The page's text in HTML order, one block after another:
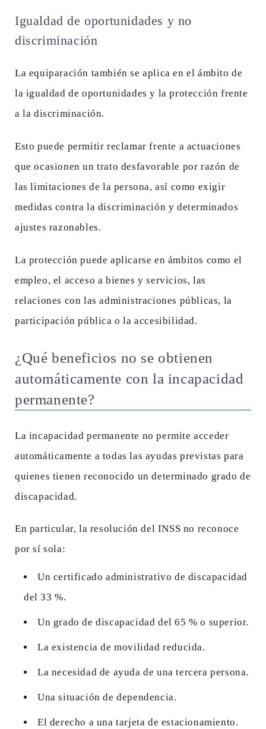
Igualdad de oportunidades y no
discriminación
La equiparación también se aplica en el ámbito de
la igualdad de oportunidades y la protección frente
a la discriminación.
Esto puede permitir reclamar frente a actuaciones
que ocasionen un trato desfavorable por razón de
las limitaciones de la persona, así como exigir
medidas contra la discriminación y determinados
ajustes razonables.
La protección puede aplicarse en ámbitos como el
empleo, el acceso a bienes y servicios, las
relaciones con las administraciones públicas, la
participación pública o la accesibilidad.
¿Qué beneficios no se obtienen
automáticamente con la incapacidad
permanente?
La incapacidad permanente no permite acceder
automáticamente a todas las ayudas previstas para
quienes tienen reconocido un determinado grado de
discapacidad.
En particular, la resolución del INSS no reconoce
por sí sola:
Un certificado administrativo de discapacidad
del 33 %.
Un grado de discapacidad del 65 % o superior.
La existencia de movilidad reducida.
La necesidad de ayuda de una tercera persona.
Una situación de dependencia.
El derecho a una tarjeta de estacionamiento.